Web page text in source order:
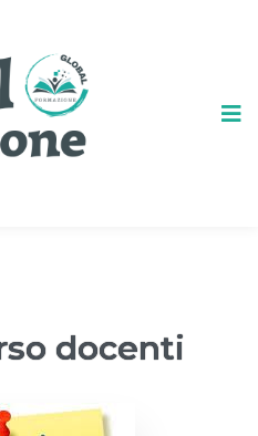
docenti